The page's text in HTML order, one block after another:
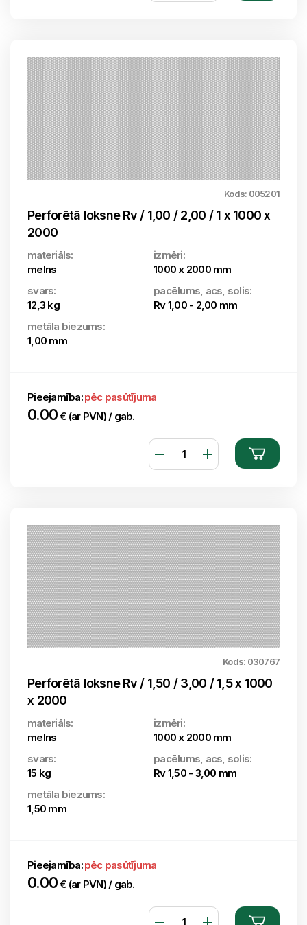
Kods: 005201
Perforētā loksne Rv / 1,00 / 2,00 / 1 x 1000 x
2000
materiāls:
melns
izmēri:
1000 x 2000 mm
svars:
12,3 kg
pacēlums, acs, solis:
Rv 1,00 - 2,00 mm
metāla biezums:
1,00 mm
Pieejamība:pēc pasūtījuma
0.00€ (ar PVN) / gab.
Kods: 030767
Perforētā loksne Rv / 1,50 / 3,00 / 1,5 x 1000
x 2000
materiāls:
melns
izmēri:
1000 x 2000 mm
svars:
15 kg
pacēlums, acs, solis:
Rv 1,50 - 3,00 mm
metāla biezums:
1,50 mm
Pieejamība:pēc pasūtījuma
0.00€ (ar PVN) / gab.